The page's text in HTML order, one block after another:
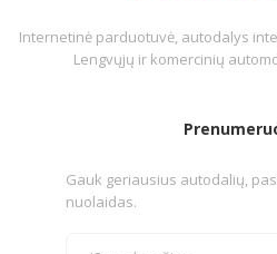
Internetinė parduotuvė, autodalys
Lengvųjų ir komercinių
Gauk geriausius autodalių,
nuolaidas.